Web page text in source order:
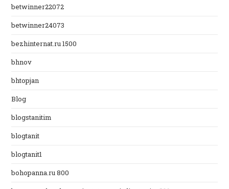
betwinner22072
betwinner24073
bezhinternat.ru 1500
bhnov
bhtopjan
Blog
blogstanitim
blogtanit
blogtanit1
bohopanna.ru 800